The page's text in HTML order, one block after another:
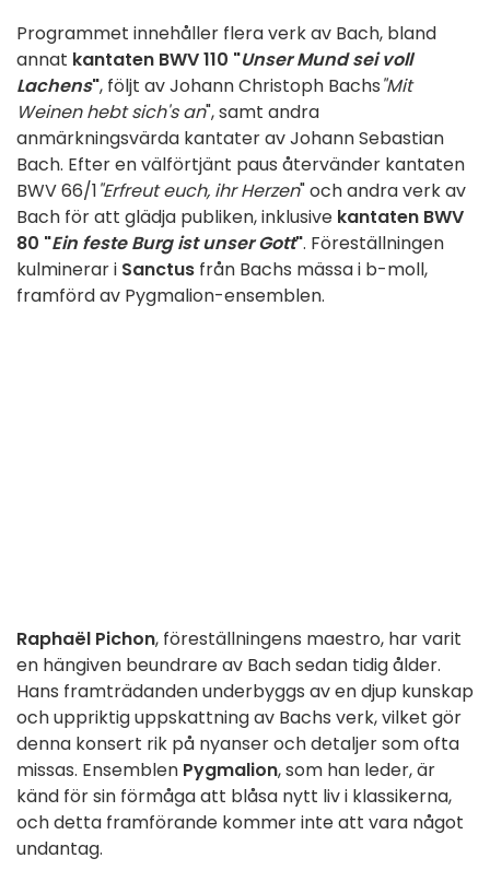
Programmet innehåller flera verk av Bach, bland
annat kantaten BWV 110 "Unser Mund sei voll
Lachens", följt av Johann Christoph Bachs"Mit
Weinen hebt sich's an", samt andra
anmärkningsvärda kantater av Johann Sebastian
Bach. Efter en välförtjänt paus återvänder kantaten
BWV 66/1"Erfreut euch, ihr Herzen" och andra verk av
Bach för att glädja publiken, inklusive kantaten BWV
80 "Ein feste Burg ist unser Gott". Föreställningen
kulminerar i Sanctus från Bachs mässa i b-moll,
framförd av Pygmalion-ensemblen.
Raphaël Pichon, föreställningens maestro, har varit
en hängiven beundrare av Bach sedan tidig ålder.
Hans framträdanden underbyggs av en djup kunskap
och uppriktig uppskattning av Bachs verk, vilket gör
denna konsert rik på nyanser och detaljer som ofta
missas. Ensemblen Pygmalion, som han leder, är
känd för sin förmåga att blåsa nytt liv i klassikerna,
och detta framförande kommer inte att vara något
undantag.